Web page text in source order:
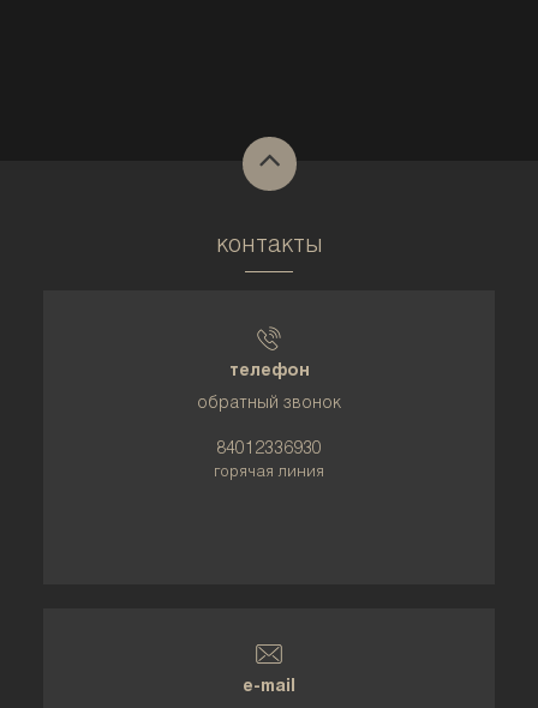
контакты
телефон
обратный звонок
84012336930
горячая линия
e-mail